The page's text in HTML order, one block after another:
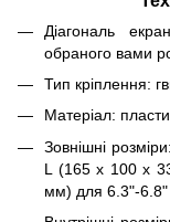
Діагональ
обраного вами
Тип кріплення:
Матеріал:
Зовнішні
L (165 х 100 х
мм) для 6.3"-